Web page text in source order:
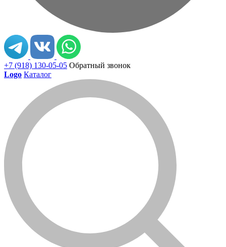
+7 (918) 130-05-05 Обратный звонок
Logo Каталог